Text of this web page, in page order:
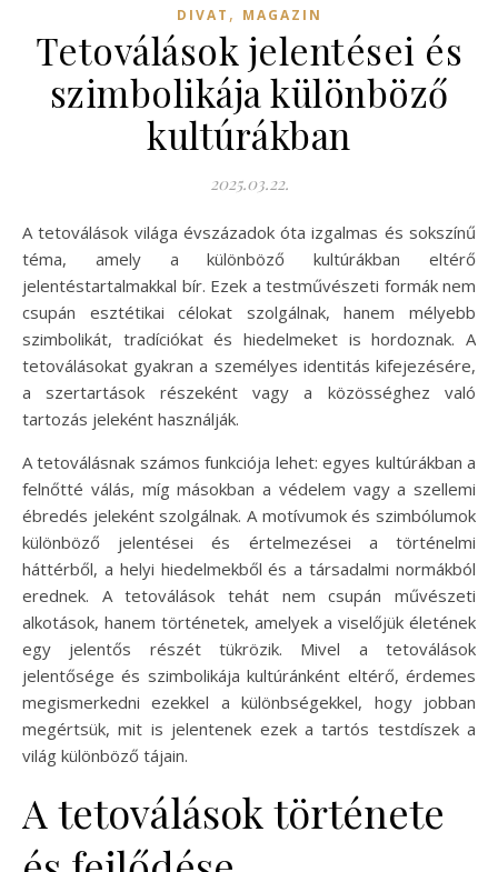
DIVAT , MAGAZIN
Tetoválások jelentései és
szimbolikája különböző
kultúrákban
2025.03.22.
A tetoválások világa évszázadok óta izgalmas és sokszínű
téma, amely a különböző kultúrákban eltérő
jelentéstartalmakkal bír. Ezek a testművészeti formák nem
csupán esztétikai célokat szolgálnak, hanem mélyebb
szimbolikát, tradíciókat és hiedelmeket is hordoznak. A
tetoválásokat gyakran a személyes identitás kifejezésére,
a szertartások részeként vagy a közösséghez való
tartozás jeleként használják.
A tetoválásnak számos funkciója lehet: egyes kultúrákban a
felnőtté válás, míg másokban a védelem vagy a szellemi
ébredés jeleként szolgálnak. A motívumok és szimbólumok
különböző jelentései és értelmezései a történelmi
háttérből, a helyi hiedelmekből és a társadalmi normákból
erednek. A tetoválások tehát nem csupán művészeti
alkotások, hanem történetek, amelyek a viselőjük életének
egy jelentős részét tükrözik. Mivel a tetoválások
jelentősége és szimbolikája kultúránként eltérő, érdemes
megismerkedni ezekkel a különbségekkel, hogy jobban
megértsük, mit is jelentenek ezek a tartós testdíszek a
világ különböző tájain.
A tetoválások története